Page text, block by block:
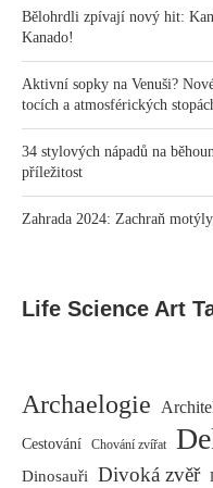
Bělohrdli zpívají nový hit:
Kanado!
Aktivní sopky na Venuši?
tocích a atmosférických
34 stylových nápadů na
příležitost
Zahrada 2024: Zachraň
Life Science Art
Archaelogie
Cestování Chování zvířat
Dinosauři Divoká zvěř